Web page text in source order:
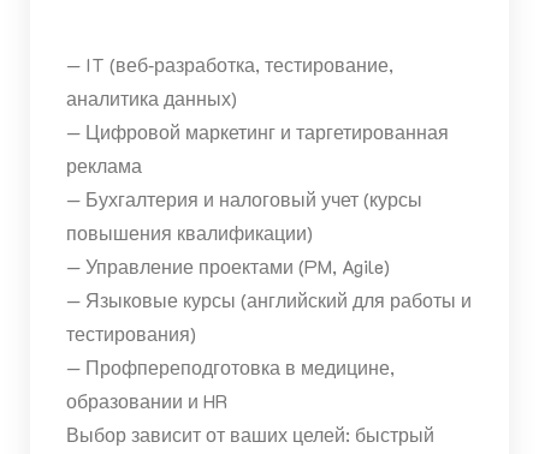
— IT (веб‑разработка, тестирование,
аналитика данных)
— Цифровой маркетинг и таргетированная
реклама
— Бухгалтерия и налоговый учет (курсы
повышения квалификации)
— Управление проектами (PM, Agile)
— Языковые курсы (английский для работы и
тестирования)
— Профпереподготовка в медицине,
образовании и HR
Выбор зависит от ваших целей: быстрый